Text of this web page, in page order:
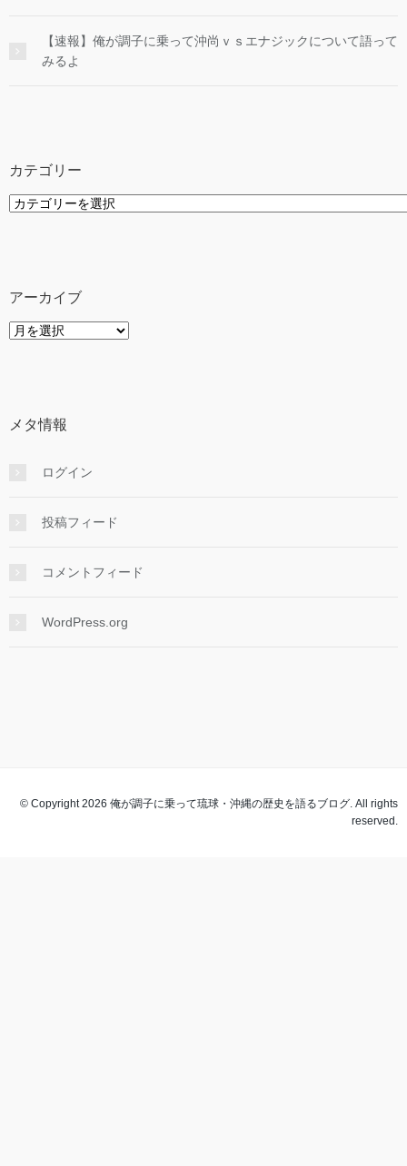
【速報】俺が調子に乗って沖尚ｖｓエナジックについて語って
みるよ
カテゴリー
カ
アーカイブ
ア
メタ情報
ログイン
投稿フィード
コメントフィード
WordPress.org
© Copyright 2026 俺が調子に乗って琉球・沖縄の歴史を語るブログ. All rights
reserved.